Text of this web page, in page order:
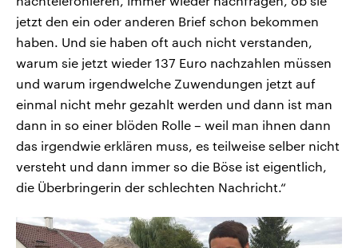
jetzt den ein oder anderen Brief schon bekommen
haben. Und sie haben oft auch nicht verstanden,
warum sie jetzt wieder 137 Euro nachzahlen müssen
und warum irgendwelche Zuwendungen jetzt auf
einmal nicht mehr gezahlt werden und dann ist man
dann in so einer blöden Rolle – weil man ihnen dann
das irgendwie erklären muss, es teilweise selber nicht
versteht und dann immer so die Böse ist eigentlich,
die Überbringerin der schlechten Nachricht.“